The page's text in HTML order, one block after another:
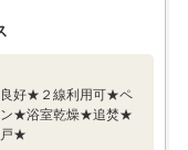
好★２線利用可★ペ
ン★浴室乾燥★追焚★
戸★